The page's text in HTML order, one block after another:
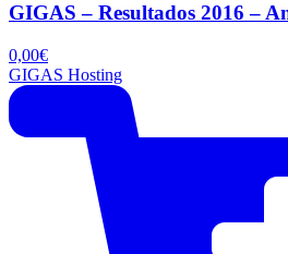
GIGAS – Resultados 2016 –
0,00€
GIGAS Hosting